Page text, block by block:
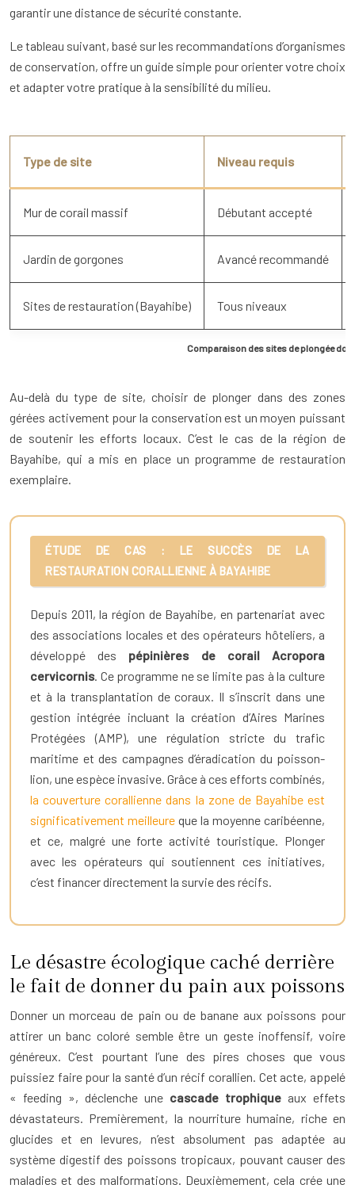
garantir une distance de sécurité constante.
Le tableau suivant, basé sur les recommandations d’organismes
de conservation, offre un guide simple pour orienter votre choix
et adapter votre pratique à la sensibilité du milieu.
Comparaison des sites de plongée
Type de site Niveau requis
Mur de corail massif Débutant accepté
Jardin de gorgones Avancé recommandé
Sites de restauration (Bayahibe) Tous niveaux
Au-delà du type de site, choisir de plonger dans des zones
gérées activement pour la conservation est un moyen puissant
de soutenir les efforts locaux. C’est le cas de la région de
Bayahibe, qui a mis en place un programme de restauration
exemplaire.
ÉTUDE DE CAS : LE SUCCÈS DE LA
RESTAURATION CORALLIENNE À BAYAHIBE
Depuis 2011, la région de Bayahibe, en partenariat avec
des associations locales et des opérateurs hôteliers, a
développé des pépinières de corail Acropora
cervicornis. Ce programme ne se limite pas à la culture
et à la transplantation de coraux. Il s’inscrit dans une
gestion intégrée incluant la création d’Aires Marines
Protégées (AMP), une régulation stricte du trafic
maritime et des campagnes d’éradication du poisson-
lion, une espèce invasive. Grâce à ces efforts combinés,
la couverture corallienne dans la zone de Bayahibe est
significativement meilleure que la moyenne caribéenne,
et ce, malgré une forte activité touristique. Plonger
avec les opérateurs qui soutiennent ces initiatives,
c’est financer directement la survie des récifs.
Le désastre écologique caché derrière
le fait de donner du pain aux poissons
Donner un morceau de pain ou de banane aux poissons pour
attirer un banc coloré semble être un geste inoffensif, voire
généreux. C’est pourtant l’une des pires choses que vous
puissiez faire pour la santé d’un récif corallien. Cet acte, appelé
« feeding », déclenche une cascade trophique aux effets
dévastateurs. Premièrement, la nourriture humaine, riche en
glucides et en levures, n’est absolument pas adaptée au
système digestif des poissons tropicaux, pouvant causer des
maladies et des malformations. Deuxièmement, cela crée une